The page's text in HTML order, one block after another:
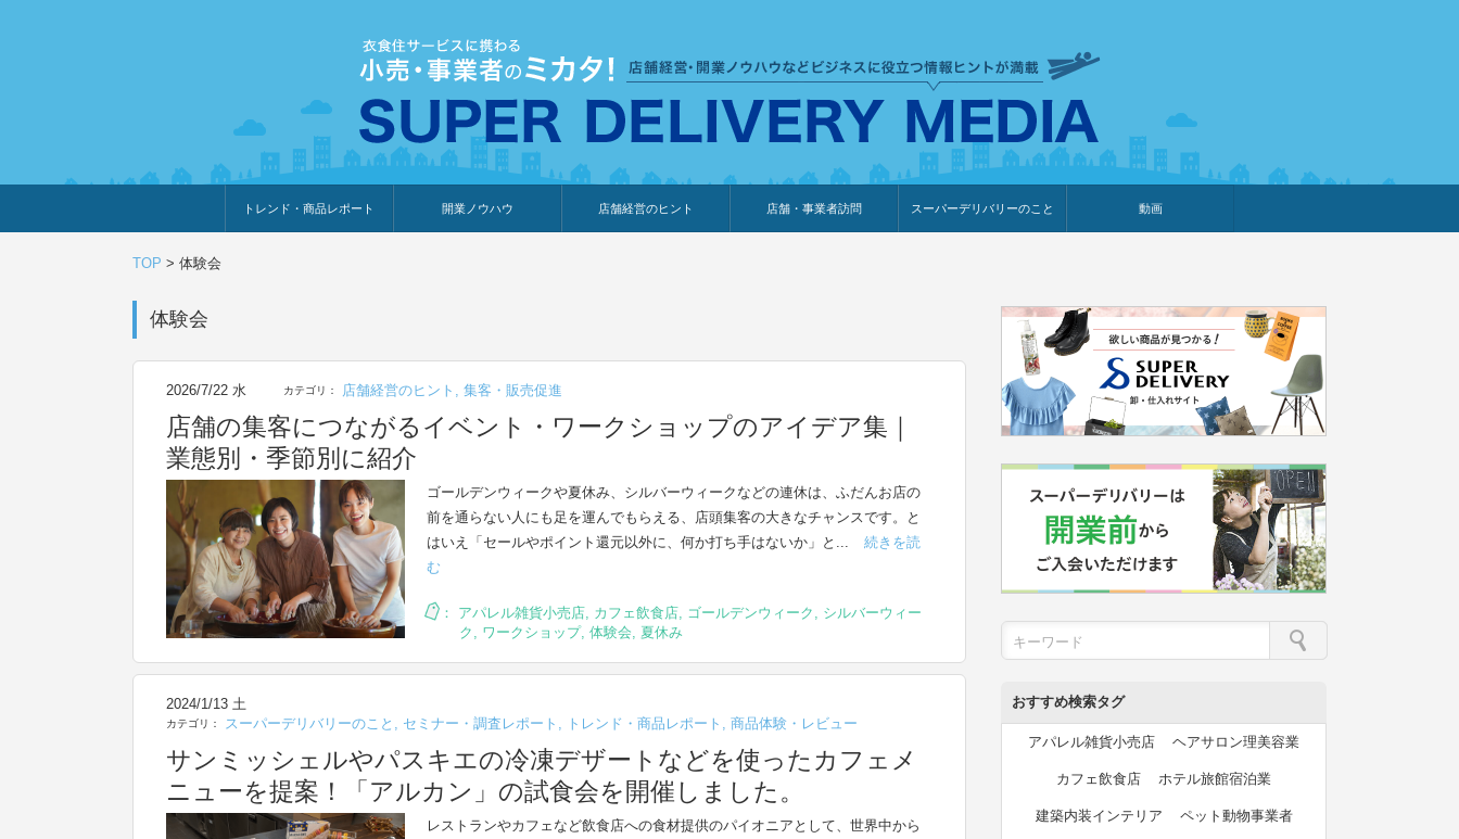
トレンド・商品レポート 開業ノウハウ 店舗経営のヒント 店舗・事業者訪問 スーパーデリバリーのこと 動画
TOP > 体験会
体験会
2026/7/22 水 カテゴリ： 店舗経営のヒント , 集客・販売促進
店舗の集客につながるイベント・ワークショップのアイデア集｜
業態別・季節別に紹介
ゴールデンウィークや夏休み、シルバーウィークなどの連休は、ふだんお店の
前を通らない人にも足を運んでもらえる、店頭集客の大きなチャンスです。と
はいえ「セールやポイント還元以外に、何か打ち手はないか」と...
続きを読
む
： アパレル雑貨小売店, カフェ飲食店, ゴールデンウィーク , シルバーウィー
ク , ワークショップ, 体験会, 夏休み
2024/1/13 土
カテゴリ： スーパーデリバリーのこと , セミナー・調査レポート , トレンド・商品レポート , 商品体験・レビュー
サンミッシェルやパスキエの冷凍デザートなどを使ったカフェメ
ニューを提案！「アルカン」の試食会を開催しました。
レストランやカフェなど飲食店への食材提供のパイオニアとして、世界中から
おすすめ検索タグ
アパレル雑貨小売店 ヘアサロン理美容業
カフェ飲食店 ホテル旅館宿泊業
建築内装インテリア ペット動物事業者